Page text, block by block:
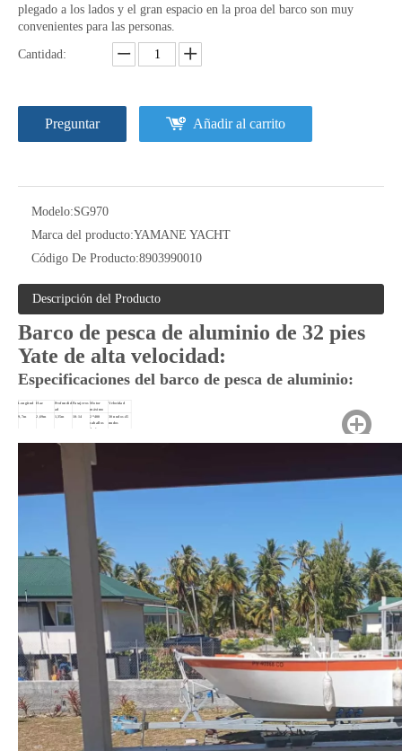
plegado a los lados y el gran espacio en la proa del barco son muy
convenientes para las personas.
Cantidad:
Preguntar Añadir al carrito
Modelo:SG970
Marca del producto:YAMANE YACHT
Código De Producto:8903990010
Descripción del Producto
Barco de pesca de aluminio de 32 pies
Yate de alta velocidad:
Especificaciones del barco de pesca de aluminio:
Longitud Haz
Profundid
ad
Pasajeros Motor
máximo
Velocidad
9,7m 2,69m 1,35m 10-14
2*400
caballos
de fuerza
30 nudos-45
nudos